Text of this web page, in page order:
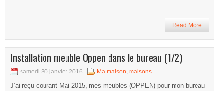
Read More
Installation meuble Oppen dans le bureau (1/2)
samedi 30 janvier 2016 Ma maison, maisons
J’ai reçu courant Mai 2015, mes meubles (OPPEN) pour mon bureau